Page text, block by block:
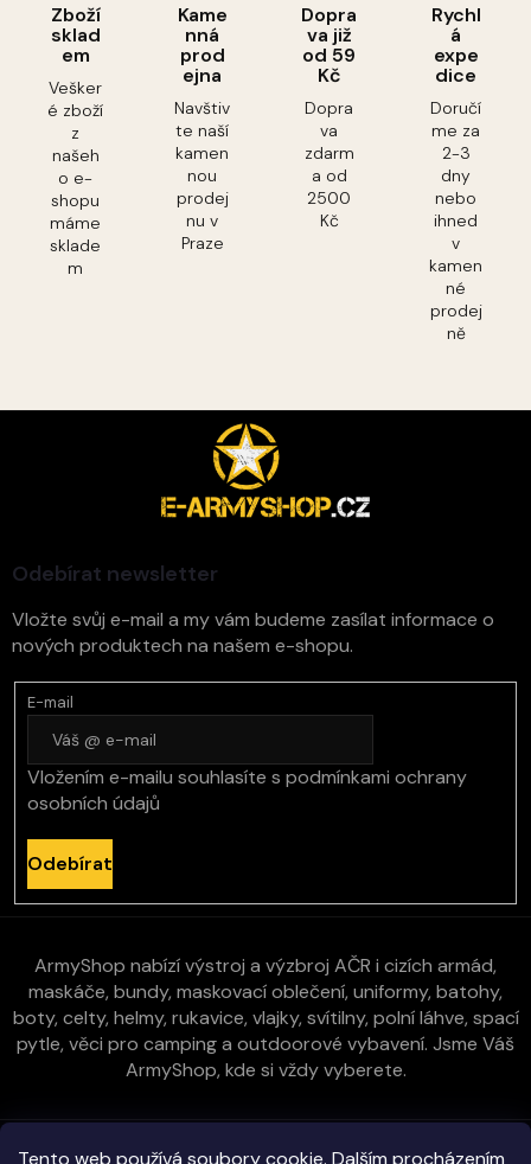
Tento web používá soubory cookie. Dalším procházením
Zboží
sklad
em
Vešker
é zboží
z
našeh
o e-
shopu
máme
sklade
m
Kame
nná
prod
ejna
Navštiv
te naší
kamen
nou
prodej
nu v
Praze
Dopra
va již
od 59
Kč
Dopra
va
zdarm
a od
2500
Kč
Rychl
á
expe
dice
Doručí
me za
2-3
dny
nebo
ihned
v
kamen
né
prodej
ně
Odebírat newsletter
Vložte svůj e-mail a my vám budeme zasílat informace o
nových produktech na našem e-shopu.
E-mail
Vložením e-mailu souhlasíte s podmínkami ochrany
osobních údajů
Odebírat
ArmyShop nabízí výstroj a výzbroj AČR i cizích armád,
maskáče, bundy, maskovací oblečení, uniformy, batohy,
boty, celty, helmy, rukavice, vlajky, svítilny, polní láhve, spací
pytle, věci pro camping a outdoorové vybavení. Jsme Váš
ArmyShop, kde si vždy vyberete.
Zákaznická péče